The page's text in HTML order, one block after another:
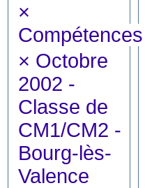
×
Compétences
× Octobre
2002 -
Classe de
CM1/CM2 -
Bourg-lès-
Valence